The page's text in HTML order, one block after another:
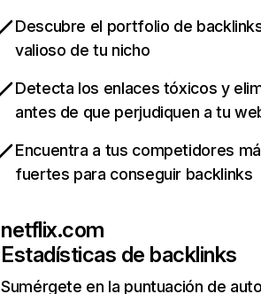
Descubre el portfolio de
valioso de tu nicho
Detecta los enlaces tóxicos y
antes de que perjudiquen a tu
Encuentra a tus competidores
fuertes para conseguir backlinks
netflix.com
Estadísticas de backlinks
Sumérgete en la puntuación de